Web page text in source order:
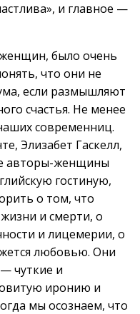
и главное —
было очень
что они не
если размышляют
счастья. Не менее
современниц.
Элизабет Гаскелл,
авторы-женщины
гостиную,
о том, что
и смерти, о
и лицемерии, о
любовью. Они
чуткие и
иронию и
мы осознаем, что